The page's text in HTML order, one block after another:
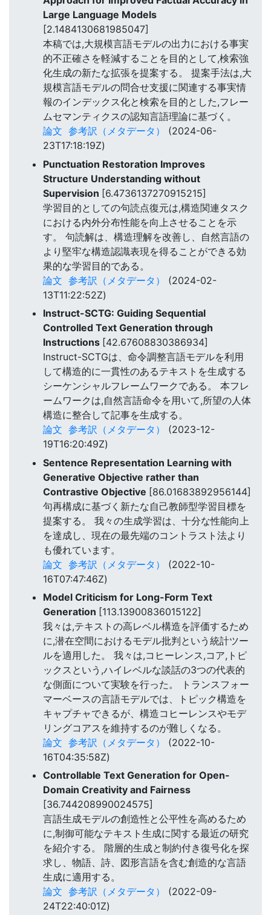
Large Language Models
[2.1484130681985047]
本稿では,大規模言語モデルの出力における事実
的不正確さを軽減することを目的として,検索強
化生成の新たな拡張を提案する。 提案手法は,大
規模言語モデルの問合せ支援に関連する事実情
報のインデックス化と検索を目的とした,フレー
ムセマンティクスの認知言語理論に基づく。
論文 参考訳（メタデータ）
(2024-06-
23T17:18:19Z)
Punctuation Restoration Improves
Structure Understanding without
Supervision [6.4736137270915215]
学習目的としての句読点復元は,構造関連タスク
における内外分布性能を向上させることを示
す。 句読解は、構造理解を改善し、自然言語の
より堅牢な構造認識表現を得ることができる効
果的な学習目的である。
論文 参考訳（メタデータ）
(2024-02-
13T11:22:52Z)
Instruct-SCTG: Guiding Sequential
Controlled Text Generation through
Instructions [42.67608830386934]
Instruct-SCTGは、命令調整言語モデルを利用
して構造的に一貫性のあるテキストを生成する
シーケンシャルフレームワークである。 本フレ
ームワークは,自然言語命令を用いて,所望の人体
構造に整合して記事を生成する。
論文 参考訳（メタデータ）
(2023-12-
19T16:20:49Z)
Sentence Representation Learning with
Generative Objective rather than
Contrastive Objective [86.01683892956144]
句再構成に基づく新たな自己教師型学習目標を
提案する。 我々の生成学習は、十分な性能向上
を達成し、現在の最先端のコントラスト法より
も優れています。
論文 参考訳（メタデータ）
(2022-10-
16T07:47:46Z)
Model Criticism for Long-Form Text
Generation [113.13900836015122]
我々は,テキストの高レベル構造を評価するため
に,潜在空間におけるモデル批判という統計ツー
ルを適用した。 我々は,コヒーレンス,コア,トピ
ックスという,ハイレベルな談話の3つの代表的
な側面について実験を行った。 トランスフォー
マーベースの言語モデルでは、トピック構造を
キャプチャできるが、構造コヒーレンスやモデ
リングコアスを維持するのが難しくなる。
論文 参考訳（メタデータ）
(2022-10-
16T04:35:58Z)
Controllable Text Generation for Open-
Domain Creativity and Fairness
[36.744208990024575]
言語生成モデルの創造性と公平性を高めるため
に,制御可能なテキスト生成に関する最近の研究
を紹介する。 階層的生成と制約付き復号化を探
求し、物語、詩、図形言語を含む創造的な言語
生成に適用する。
論文 参考訳（メタデータ）
(2022-09-
24T22:40:01Z)